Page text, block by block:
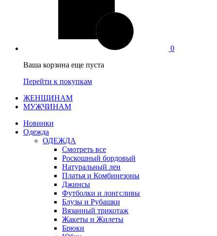
0
Ваша корзина еще пуста
Перейти к покупкам
ЖЕНЩИНАМ
МУЖЧИНАМ
Новинки
Одежда
ОДЕЖДА
Смотреть все
Роскошный бордовый
Натуральный лен
Платья и Комбинезоны
Джинсы
Футболки и лонгсливы
Блузы и Рубашки
Вязанный трикотаж
Жакеты и Жилеты
Брюки